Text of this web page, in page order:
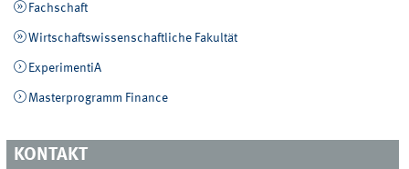
Fachschaft
Wirtschaftswissenschaftliche Fakultät
ExperimentiA
Masterprogramm Finance
KONTAKT